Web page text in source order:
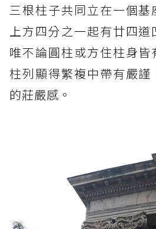
三根柱子共同立在一個
上方四分之一起有廿四道
唯不論圓柱或方住柱身
柱列顯得繁複中帶有嚴
的莊嚴感。